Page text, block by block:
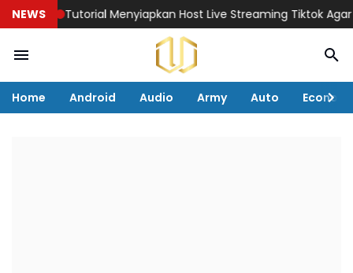
NEWSTutorial Menyiapkan Host Live Streaming Tiktok Agar
Home Android Audio Army Auto